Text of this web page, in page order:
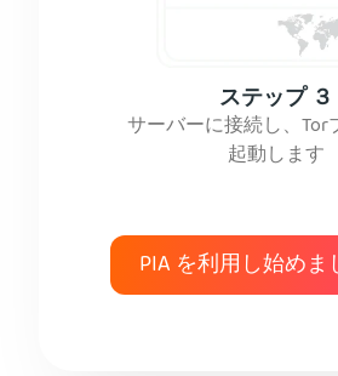
ステップ ３
サーバーに接続し、Tor
起動します
PIA を利用し始めま